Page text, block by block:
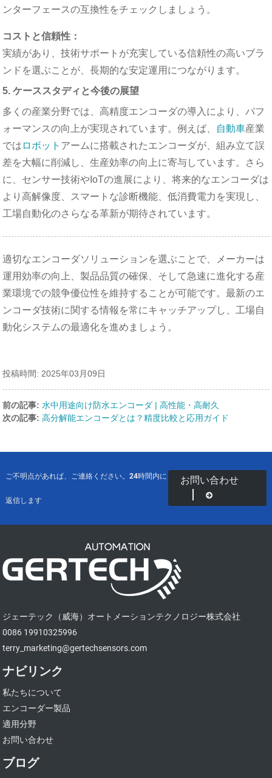
ンターフェースの互換性をチェックしましょう。
コストと信頼性：
実績があり、技術サポートが充実している信頼性の高いブラ
ンドを選ぶことが、長期的な安定運用につながります。
5. ケーススタディと今後の展望
多くの産業分野では、高精度エンコーダの導入により、パフ
ォーマンスの向上が実現されています。例えば、 自動車産業
では ロボット アームに搭載されたエンコーダが、組み立て誤
差を大幅に削減し、生産効率の向上に寄与しています。さら
に、センサー技術やIoTの進展により、将来的なエンコーダは
より高解像度、スマートな診断機能、低消費電力を実現し、
工場自動化のさらなる革新が期待されています。
適切なエンコーダソリューションを選ぶことで、メーカーは
運用効率の向上、製品品質の確保、そして急速に進化する産
業環境での競争優位性を維持することが可能です。最新のエ
ンコーダ技術に関する情報を常にキャッチアップし、工場自
動化システムの最適化を進めましょう。
投稿時間: 2025年03月09日
前の記事: 水中用途向け防水エンコーダ | 高性能・高耐久
次の記事: 高分解能エンコーダとは？精度比較と応用ガイド
ご不明点があれば、ご連絡ください。24時間内に
返信します
お問い合わせ
ジェーテック（威海）オートメーションテクノロジー株式会社
0086 19910325996
terry_marketing@gertechsensors.com
ナビリンク
私たちについて
エンコーダー製品
適用分野
お問い合わせ
ブログ